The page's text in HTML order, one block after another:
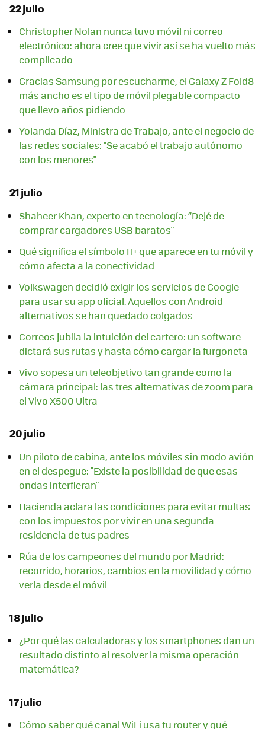
22 julio
Christopher Nolan nunca tuvo móvil ni correo
electrónico: ahora cree que vivir así se ha vuelto más
complicado
Gracias Samsung por escucharme, el Galaxy Z Fold8
más ancho es el tipo de móvil plegable compacto
que llevo años pidiendo
Yolanda Díaz, Ministra de Trabajo, ante el negocio de
las redes sociales: "Se acabó el trabajo autónomo
con los menores"
21 julio
Shaheer Khan, experto en tecnología: “Dejé de
comprar cargadores USB baratos"
Qué significa el símbolo H+ que aparece en tu móvil y
cómo afecta a la conectividad
Volkswagen decidió exigir los servicios de Google
para usar su app oficial. Aquellos con Android
alternativos se han quedado colgados
Correos jubila la intuición del cartero: un software
dictará sus rutas y hasta cómo cargar la furgoneta
Vivo sopesa un teleobjetivo tan grande como la
cámara principal: las tres alternativas de zoom para
el Vivo X500 Ultra
20 julio
Un piloto de cabina, ante los móviles sin modo avión
en el despegue: "Existe la posibilidad de que esas
ondas interfieran"
Hacienda aclara las condiciones para evitar multas
con los impuestos por vivir en una segunda
residencia de tus padres
Rúa de los campeones del mundo por Madrid:
recorrido, horarios, cambios en la movilidad y cómo
verla desde el móvil
18 julio
¿Por qué las calculadoras y los smartphones dan un
resultado distinto al resolver la misma operación
matemática?
17 julio
Cómo saber qué canal WiFi usa tu router y qué